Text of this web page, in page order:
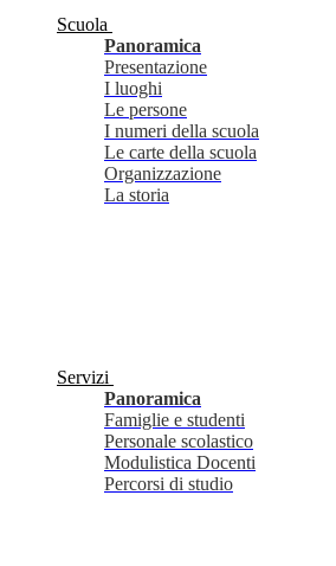
Scuola
Panoramica
Presentazione
I luoghi
Le persone
I numeri della scuola
Le carte della scuola
Organizzazione
La storia
Servizi
Panoramica
Famiglie e studenti
Personale scolastico
Modulistica Docenti
Percorsi di studio